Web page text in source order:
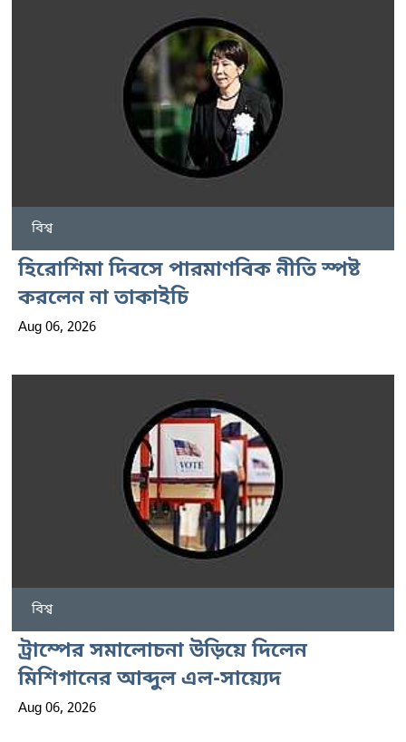
বিশ্ব
হিরোশিমা দিবসে পারমাণবিক নীতি স্পষ্ট
করলেন না তাকাইচি
Aug 06, 2026
বিশ্ব
ট্রাম্পের সমালোচনা উড়িয়ে দিলেন
মিশিগানের আব্দুল এল-সায়্যেদ
Aug 06, 2026